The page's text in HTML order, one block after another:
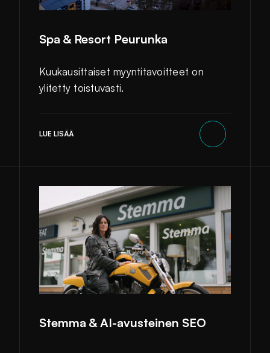
Spa & Resort Peurunka
Kuukausittaiset myyntitavoitteet on
ylitetty toistuvasti.
LUE LISÄÄ
Stemma & AI-avusteinen SEO